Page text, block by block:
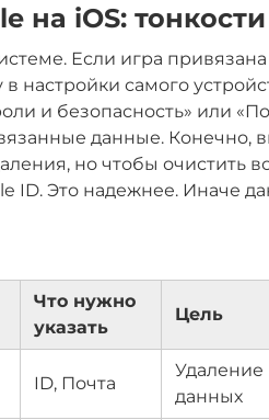
на iOS:
Если игра привязана
настройки самого
и безопасность» или
данные. Конечно,
но чтобы очистить
ID. Это надежнее. Иначе
Что нужно
указать
Цель
ID, Почта
Удаление
данных